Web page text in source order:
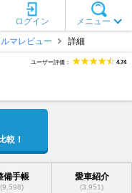
メニュー
ログイン
マレビュー 詳細
ユーザー評価： 4.74
較！
備手帳
(9,598)
愛車紹介
(3,951)